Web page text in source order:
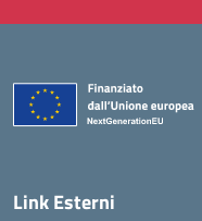
Link Esterni